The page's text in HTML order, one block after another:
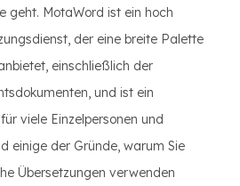
geht. MotaWord ist ein hoch
der eine breite Palette
einschließlich der
und ist ein
viele Einzelpersonen und
einige der Gründe, warum Sie
Übersetzungen verwenden